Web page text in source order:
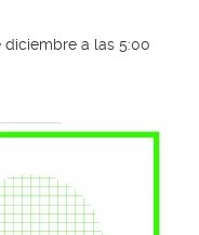
diciembre a las 5:00